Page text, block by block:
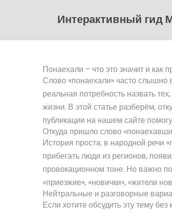
Интерактивный гид
Понаехали – что это значит и как
Слово «понаехали» часто слышно
реальная потребность назвать
жизни. В этой статье разберём,
публикации на нашем сайте
Откуда пришло слово
История проста: в народной речи
прибегать люди из регионов,
провокационном тоне. Но важно
«приезжие», «новички», «жители
Нейтральные и разговорные
Если хотите обсудить эту тему